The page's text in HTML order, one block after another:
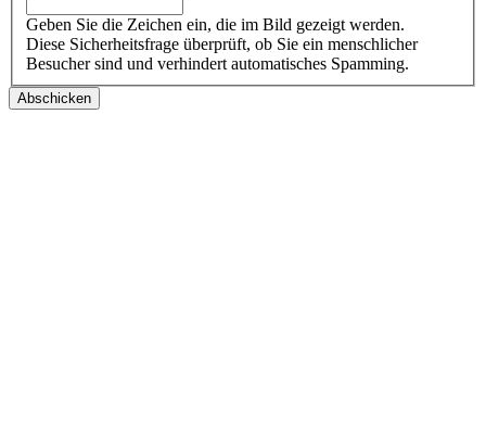
Geben Sie die Zeichen ein, die im Bild gezeigt werden.
Diese Sicherheitsfrage überprüft, ob Sie ein menschlicher
Besucher sind und verhindert automatisches Spamming.